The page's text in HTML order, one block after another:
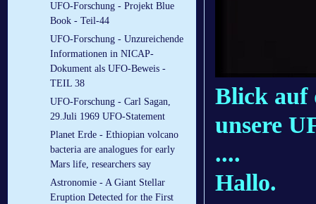
UFO-Forschung - Projekt Blue
Book - Teil-44
UFO-Forschung - Unzureichende
Informationen in NICAP-
Dokument als UFO-Beweis -
TEIL 38
UFO-Forschung - Carl Sagan,
29.Juli 1969 UFO-Statement
Planet Erde - Ethiopian volcano
bacteria are analogues for early
Mars life, researchers say
Astronomie - A Giant Stellar
Eruption Detected for the First
Blick auf
unsere
....
Hallo.